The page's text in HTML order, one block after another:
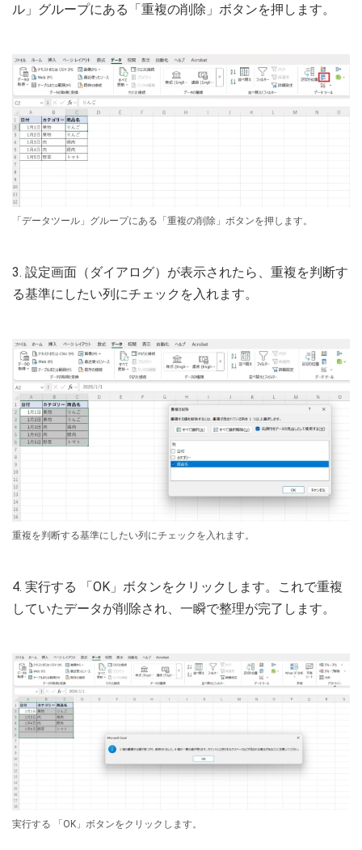
ル」グループにある「重複の削除」ボタンを押します。
「データツール」グループにある「重複の削除」ボタンを押します。
3. 設定画面（ダイアログ）が表示されたら、重複を判断す
る基準にしたい列にチェックを入れます。
重複を判断する基準にしたい列にチェックを入れます。
4. 実行する 「OK」ボタンをクリックします。これで重複
していたデータが削除され、一瞬で整理が完了します。
実行する 「OK」ボタンをクリックします。